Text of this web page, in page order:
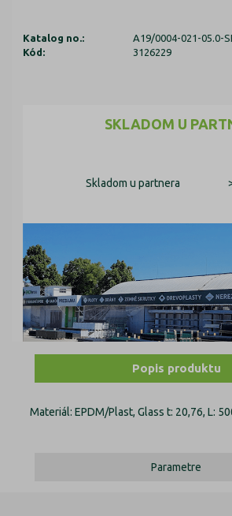
Katalog no.:
A19/0004-021-05.0-
Kód:
3126229
SKLADOM U
Skladom u partnera
Popis produktu
Materiál: EPDM/Plast, Glass t: 20,76, L:
Parametre